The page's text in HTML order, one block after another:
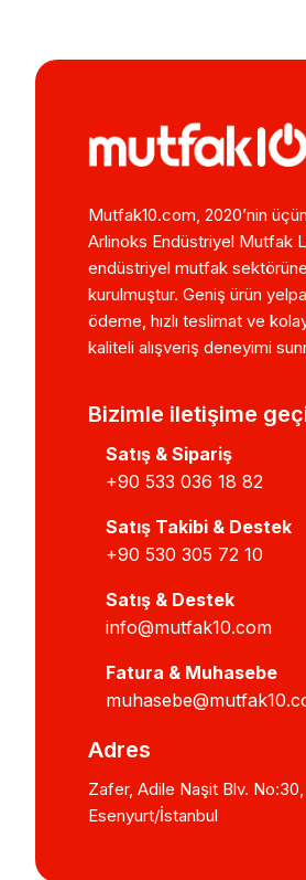
Mutfak10.com, 2020’nin
Arlinoks Endüstriyel Mutfak
endüstriyel mutfak
kurulmuştur. Geniş ürün
ödeme, hızlı teslimat ve
kaliteli alışveriş deneyimi
Bizimle iletişime
Satış & Sipariş
+90 533 036 18 82
Satış Takibi & Destek
+90 530 305 72 10
Satış & Destek
info@mutfak10.com
Fatura & Muhasebe
Adres
Zafer, Adile Naşit Blv.
Esenyurt/İstanbul